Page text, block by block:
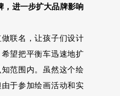
，进一步扩大品牌影响
联名，让孩子们设计
望把平衡车迅速地扩
范围内。虽然这个绘
于参加绘画活动和实